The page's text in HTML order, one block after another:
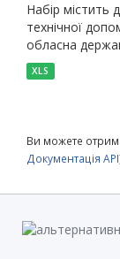
Набір містить
технічної
обласна
XLS
Ви можете
Документація API